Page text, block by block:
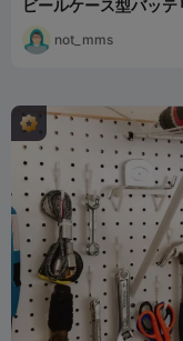
ビールケース型バッ
not_mms